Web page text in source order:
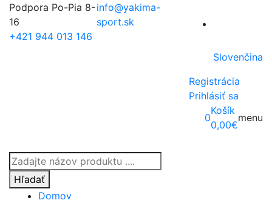
Podpora Po-Pia 8-
16
+421 944 013 146
info@yakima-
sport.sk
Slovenčina
Registrácia
Prihlásiť sa
Products
search
Hľadať
0
Košík
0,00€
menu
Domov